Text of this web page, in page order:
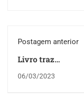
Postagem anterior
Livro traz
Manuscritos do Pe.
06/03/2023